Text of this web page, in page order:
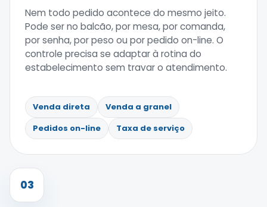
Nem todo pedido acontece do mesmo jeito.
Pode ser no balcão, por mesa, por comanda,
por senha, por peso ou por pedido on-line. O
controle precisa se adaptar à rotina do
estabelecimento sem travar o atendimento.
Venda direta
Venda a granel
Pedidos on-line
Taxa de serviço
03